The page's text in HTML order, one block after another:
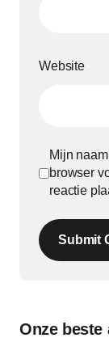
Website
Mijn
browser
reactie
Submit
Onze beste